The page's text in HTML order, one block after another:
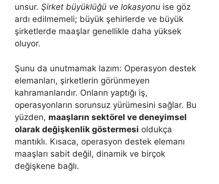
unsur. Şirket büyüklüğü ve lokasyonu ise göz
ardı edilmemeli; büyük şehirlerde ve büyük
şirketlerde maaşlar genellikle daha yüksek
oluyor.
Şunu da unutmamak lazım: Operasyon destek
elemanları, şirketlerin görünmeyen
kahramanlarıdır. Onların yaptığı iş,
operasyonların sorunsuz yürümesini sağlar. Bu
yüzden, maaşların sektörel ve deneyimsel
olarak değişkenlik göstermesi oldukça
mantıklı. Kısaca, operasyon destek elemanı
maaşları sabit değil, dinamik ve birçok
değişkene bağlı.